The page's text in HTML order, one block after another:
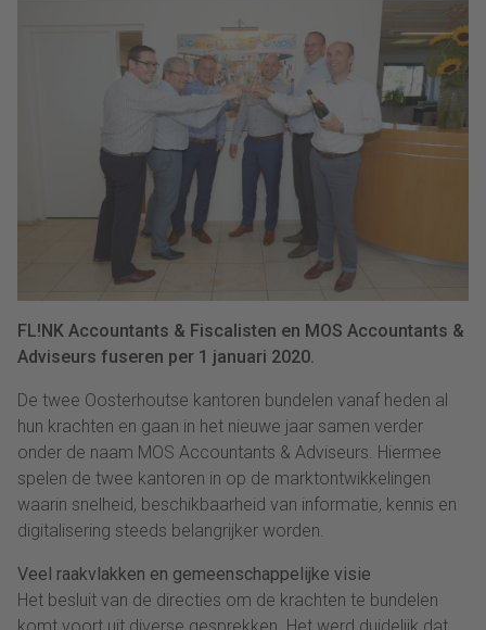
FL!NK Accountants & Fiscalisten en MOS Accountants &
Adviseurs fuseren per 1 januari 2020.
De twee Oosterhoutse kantoren bundelen vanaf heden al
hun krachten en gaan in het nieuwe jaar samen verder
onder de naam MOS Accountants & Adviseurs. Hiermee
spelen de twee kantoren in op de marktontwikkelingen
waarin snelheid, beschikbaarheid van informatie, kennis en
digitalisering steeds belangrijker worden.
Veel raakvlakken en gemeenschappelijke visie
Het besluit van de directies om de krachten te bundelen